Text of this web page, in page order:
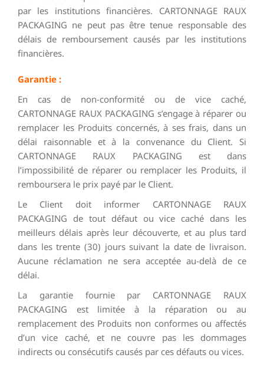
par les institutions financières. CARTONNAGE RAUX
PACKAGING ne peut pas être tenue responsable des
délais de remboursement causés par les institutions
financières.
Garantie :
En cas de non-conformité ou de vice caché,
CARTONNAGE RAUX PACKAGING s’engage à réparer ou
remplacer les Produits concernés, à ses frais, dans un
délai raisonnable et à la convenance du Client. Si
CARTONNAGE RAUX PACKAGING est dans
l’impossibilité de réparer ou remplacer les Produits, il
remboursera le prix payé par le Client.
Le Client doit informer CARTONNAGE RAUX
PACKAGING de tout défaut ou vice caché dans les
meilleurs délais après leur découverte, et au plus tard
dans les trente (30) jours suivant la date de livraison.
Aucune réclamation ne sera acceptée au-delà de ce
délai.
La garantie fournie par CARTONNAGE RAUX
PACKAGING est limitée à la réparation ou au
remplacement des Produits non conformes ou affectés
d’un vice caché, et ne couvre pas les dommages
indirects ou consécutifs causés par ces défauts ou vices.